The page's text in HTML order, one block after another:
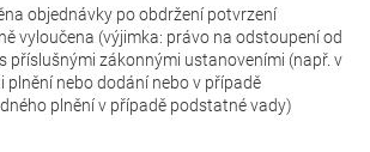
objednávky po obdržení potvrzení
vyloučena (výjimka: právo na odstoupení od
příslušnými zákonnými ustanoveními (např. v
plnění nebo dodání nebo v případě
plnění v případě podstatné vady)